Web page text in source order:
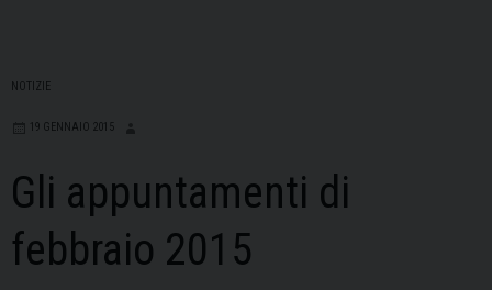
NOTIZIE
19 GENNAIO 2015
Gli appuntamenti di
febbraio 2015